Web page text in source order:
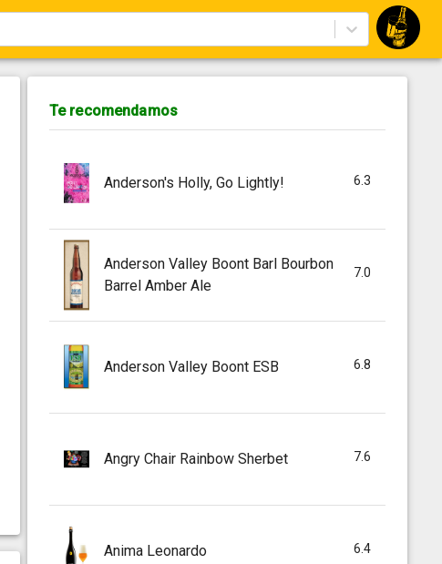
Te recomendamos
Anderson's Holly, Go Lightly! 6.3
Anderson Valley Boont Barl Bourbon
Barrel Amber Ale
7.0
Anderson Valley Boont ESB 6.8
Angry Chair Rainbow Sherbet 7.6
Anima Leonardo 6.4